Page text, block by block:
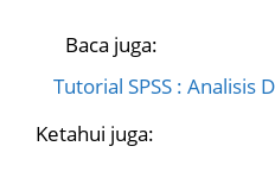
Baca juga:
Tutorial SPSS : Analisis
Ketahui juga: